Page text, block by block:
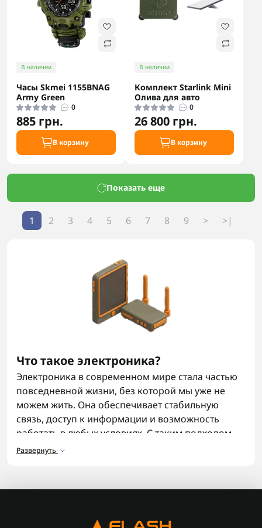
В наличии
Часы Skmei 1155BNAG
Army Green
0
885 грн.
В корзину
В наличии
Комплект Starlink Mini
Олива для авто
0
26 800 грн.
В корзину
Показать еще
1 2 3 4 5 6 7 8 9 > >|
Что такое электроника?
Электроника в современном мире стала частью
повседневной жизни, без которой мы уже не
можем жить. Она обеспечивает стабильную
связь, доступ к информации и возможность
работать в любых условиях. С таким подходом
подбирают товары в разделе электроника на
Развернуть